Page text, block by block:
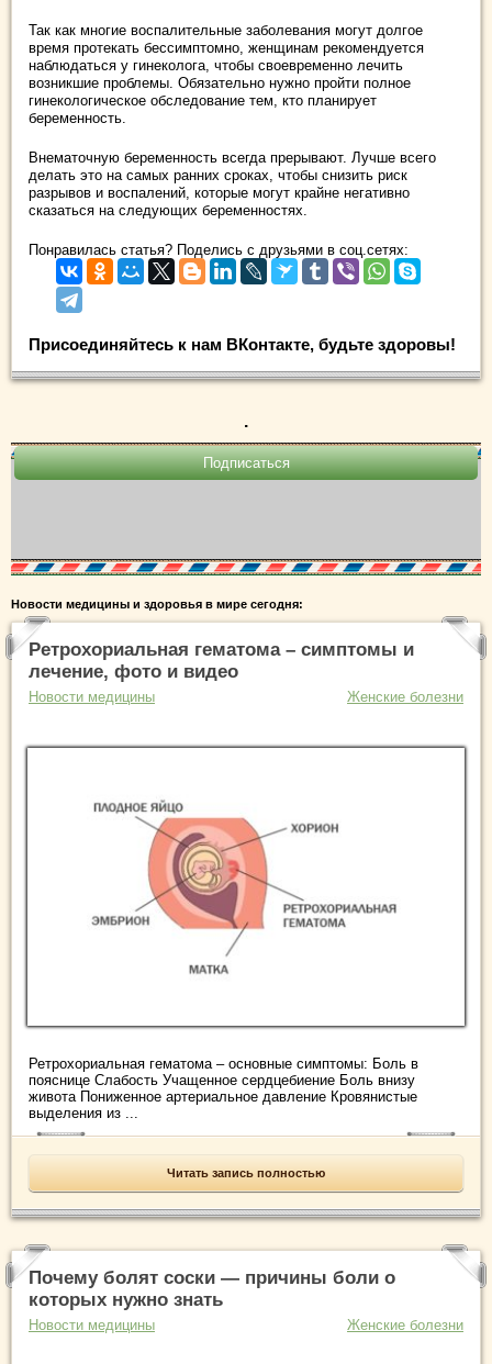
Так как многие воспалительные заболевания могут долгое
время протекать бессимптомно, женщинам рекомендуется
наблюдаться у гинеколога, чтобы своевременно лечить
возникшие проблемы. Обязательно нужно пройти полное
гинекологическое обследование тем, кто планирует
беременность.
Внематочную беременность всегда прерывают. Лучше всего
делать это на самых ранних сроках, чтобы снизить риск
разрывов и воспалений, которые могут крайне негативно
сказаться на следующих беременностях.
Понравилась статья? Поделись с друзьями в соц.сетях:
Присоединяйтесь к нам ВКонтакте, будьте здоровы!
.
Новости медицины и здоровья в мире сегодня:
Ретрохориальная гематома – симптомы и
лечение, фото и видео
Новости медицины Женские болезни
Ретрохориальная гематома – основные симптомы: Боль в
пояснице Слабость Учащенное сердцебиение Боль внизу
живота Пониженное артериальное давление Кровянистые
выделения из ...
Читать запись полностью
Почему болят соски — причины боли о
которых нужно знать
Новости медицины Женские болезни